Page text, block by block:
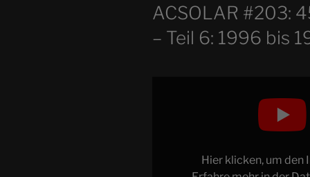
AM
ACSOLAR #203:
– Teil 6: 1996 bis
EUROPA-
Hier klicken, um den